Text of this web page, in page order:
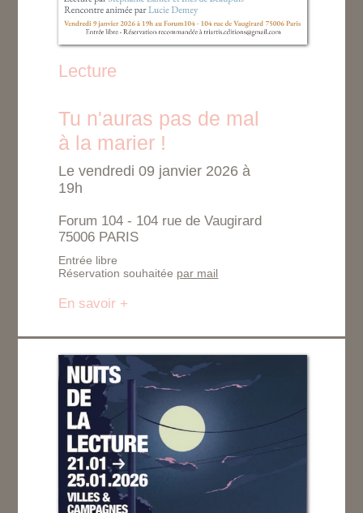
Lecture
Tu n'auras pas de mal
à la marier !
Le vendredi 09 janvier 2026 à
19h
Forum 104 - 104 rue de Vaugirard
75006 PARIS
Entrée libre
Réservation souhaitée par mail
En savoir +